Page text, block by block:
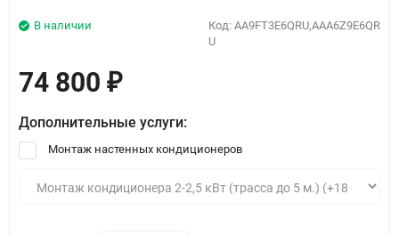
Код: AA9FT3E6QRU,AAA6Z9E6QR
U
В наличии
74 800 ₽
Дополнительные услуги:
Монтаж настенных кондиционеров